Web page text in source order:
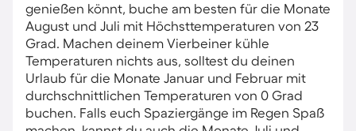
genießen könnt, buche am besten für die Monate
August und Juli mit Höchsttemperaturen von 23
Grad. Machen deinem Vierbeiner kühle
Temperaturen nichts aus, solltest du deinen
Urlaub für die Monate Januar und Februar mit
durchschnittlichen Temperaturen von 0 Grad
buchen. Falls euch Spaziergänge im Regen Spaß